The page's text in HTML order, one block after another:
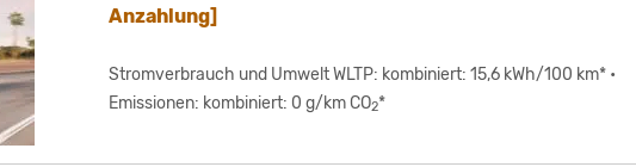
Anzahlung]
Stromverbrauch und Umwelt WLTP: kombiniert: 15,6 kWh/100 km* •
Emissionen: kombiniert: 0 g/km CO2*